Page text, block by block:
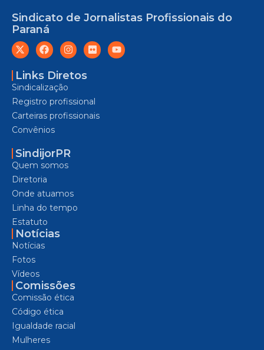
Sindicato de Jornalistas Profissionais do
Paraná
Links Diretos
Sindicalização
Registro profissional
Carteiras profissionais
Convênios
SindijorPR
Quem somos
Diretoria
Onde atuamos
Linha do tempo
Estatuto
Notícias
Notícias
Fotos
Vídeos
Comissões
Comissão ética
Código ética
Igualdade racial
Mulheres